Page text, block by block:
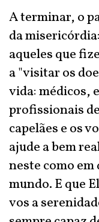
A terminar, o
da
aqueles que
a "visitar os
vida: médicos,
profissionais
capelães e os
ajude a bem
neste como
mundo. E que
vos a